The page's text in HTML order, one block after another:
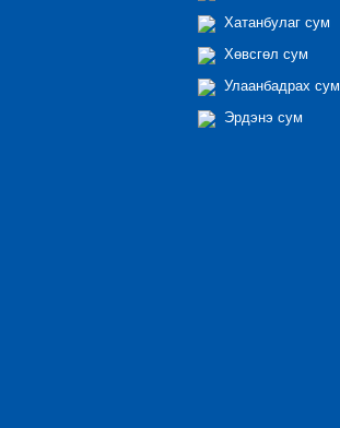
Хатанбулаг сум
Хөвсгөл сум
Улаанбадрах сум
Эрдэнэ сум